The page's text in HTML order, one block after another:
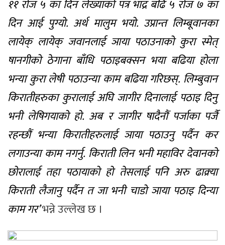
११ रोज ५ का दिन लेख्याको पत्र भाद्र बढि ५ रोज ७ का
दिन आई पुग्यो. अर्थ मालुम भयो. उप्रान्त लिम्बूवानका
लायेक् लायेक् जवानलाई ञाया पठाउनाको कुरा स्मेत्
षानगीको ठेगाना बाँधि पठाइबक्सन भया बढिया होला
भन्या कुरा लेषी पठाउन्या काम बढिया गरिछस्. लिम्बुवान
किरातीहरुका कुरालाई अघि जागीर दिनालाई पठाइ दिनु
भनी लेषिगयाको हो. अब र जागीर षादैनौं पर्जाका पर्जै
रहन्छौं भन्या किरातीहरुलाई ञाया पठाउनु पर्दैन कर
लगाउन्या काम नगर्नु. किराती लिन भनी महाविर देवानको
छोरालाई तहा पठायाको हो तेसलाई पनि अरु ढाक्र्या
किराती लैजानु पर्दैन त जा भनी चाडो ञाया पठाइ दिन्या
काम गर’भन्ने उल्लेख छ ।